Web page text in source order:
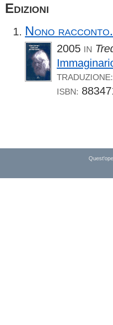
Edizioni
Nono
2005 IN
TRADUZIONE:
ISBN: